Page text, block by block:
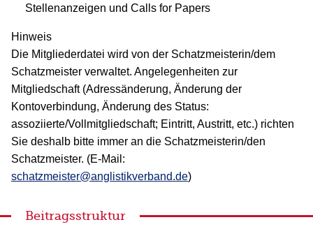
Stellenanzeigen und Calls for Papers
Hinweis
Die Mitgliederdatei wird von der Schatzmeisterin/dem
Schatzmeister verwaltet. Angelegenheiten zur
Mitgliedschaft (Adressänderung, Änderung der
Kontoverbindung, Änderung des Status:
assoziierte/Vollmitgliedschaft; Eintritt, Austritt, etc.) richten
Sie deshalb bitte immer an die Schatzmeisterin/den
Schatzmeister. (E-Mail:
schatzmeister@anglistikverband.de)
Beitragsstruktur